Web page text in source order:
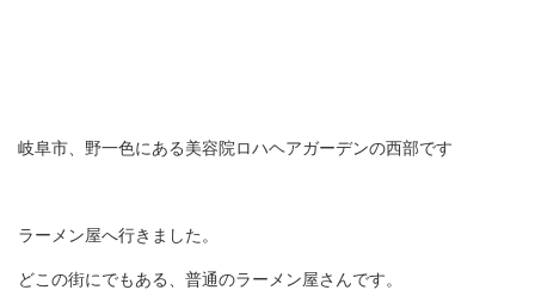
岐阜市、野一色にある美容院ロハヘアガーデンの西部です
ラーメン屋へ行きました。
どこの街にでもある、普通のラーメン屋さんです。